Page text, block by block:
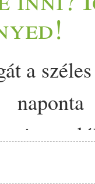
a
ekkel
át a
vajon